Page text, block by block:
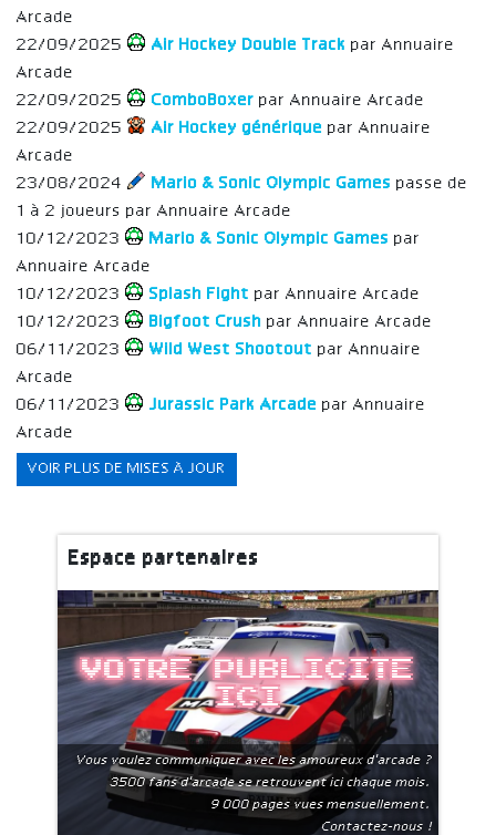
Arcade
22/09/2025
Air Hockey Double Track par Annuaire
Arcade
22/09/2025
ComboBoxer par Annuaire Arcade
22/09/2025
Air Hockey générique par Annuaire
Arcade
23/08/2024
Mario & Sonic Olympic Games passe de
1 à 2 joueurs par Annuaire Arcade
10/12/2023
Mario & Sonic Olympic Games par
Annuaire Arcade
10/12/2023
Splash Fight par Annuaire Arcade
10/12/2023
Bigfoot Crush par Annuaire Arcade
06/11/2023
Wild West Shootout par Annuaire
Arcade
06/11/2023
Jurassic Park Arcade par Annuaire
Arcade
VOIR PLUS DE MISES À JOUR
Espace partenaires
Votre publicite
ici
Vous voulez communiquer avec les amoureux d'arcade ?
3500 fans d'arcade se retrouvent ici chaque mois.
9 000 pages vues mensuellement.
Contactez-nous !